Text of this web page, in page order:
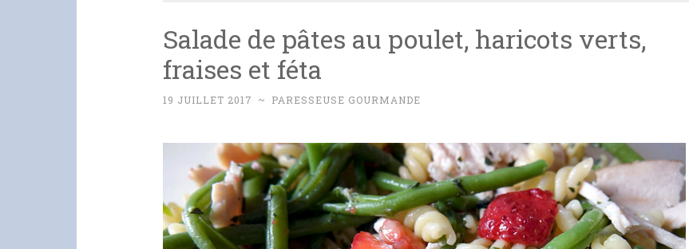
Salade de pâtes au poulet, haricots verts,
fraises et féta
19 JUILLET 2017 ~ PARESSEUSE GOURMANDE